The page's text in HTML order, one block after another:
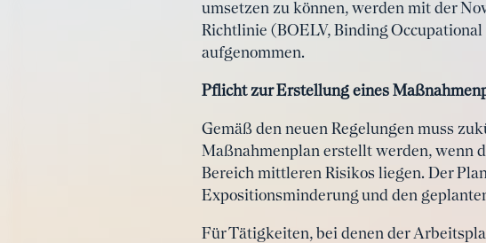
umsetzen zu können, werden mit der
Richtlinie (BOELV, Binding
aufgenommen.
Pflicht zur Erstellung eines
Gemäß den neuen Regelungen muss
Maßnahmenplan erstellt werden, wenn
Bereich mittleren Risikos liegen. Der
Expositionsminderung und den
Für Tätigkeiten, bei denen der